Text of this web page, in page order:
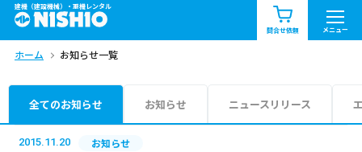
建機（建設機械）・重機レンタル
問合せ依頼 メニュー
商品一覧 お知らせ一覧
問合せ依頼リスト
エリア情報を見る
ホーム お知らせ一覧
全てのお知らせ お知らせ ニュースリリース
2015.11.20
お知らせ